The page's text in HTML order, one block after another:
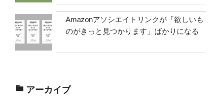
Amazonアソシエイトリンクが「欲しいも
のがきっと見つかります」ばかりになる
アーカイブ